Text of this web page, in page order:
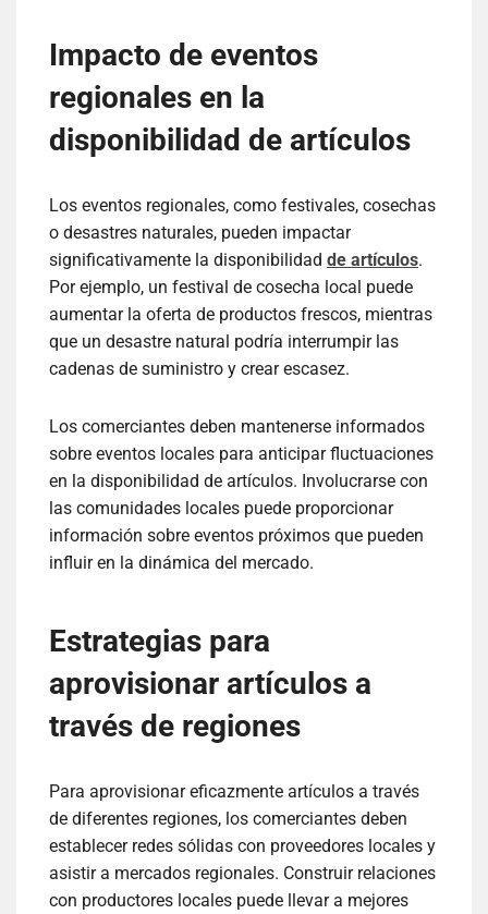
Impacto de eventos
regionales en la
disponibilidad de artículos
Los eventos regionales, como festivales, cosechas
o desastres naturales, pueden impactar
significativamente la disponibilidad de artículos.
Por ejemplo, un festival de cosecha local puede
aumentar la oferta de productos frescos, mientras
que un desastre natural podría interrumpir las
cadenas de suministro y crear escasez.
Los comerciantes deben mantenerse informados
sobre eventos locales para anticipar fluctuaciones
en la disponibilidad de artículos. Involucrarse con
las comunidades locales puede proporcionar
información sobre eventos próximos que pueden
influir en la dinámica del mercado.
Estrategias para
aprovisionar artículos a
través de regiones
Para aprovisionar eficazmente artículos a través
de diferentes regiones, los comerciantes deben
establecer redes sólidas con proveedores locales y
asistir a mercados regionales. Construir relaciones
con productores locales puede llevar a mejores